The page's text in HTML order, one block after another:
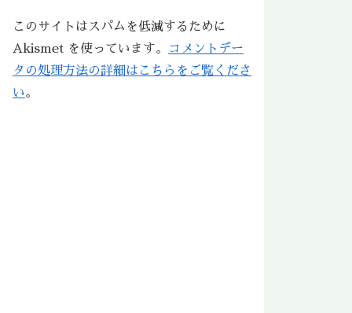
このサイトはスパムを低減するために
Akismet を使っています。
コメントデー
タの処理方法の詳細はこちらをご覧くださ
い。